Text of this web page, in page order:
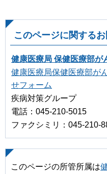
このページに関する
健康医療局 保健医療部が
健康医療局保健医療部が
せフォーム
疾病対策グループ
電話：045-210-5015
ファクシミリ：045-210-
このページの所管所属は